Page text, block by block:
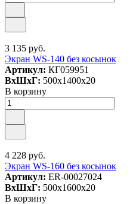
3 135 руб.
Экран WS-140 без косынок
Артикул: КГ059951
ВxШxГ: 500x1400x20
В корзину
4 228 руб.
Экран WS-160 без косынок
Артикул: ER-00027024
ВxШxГ: 500x1600x20
В корзину